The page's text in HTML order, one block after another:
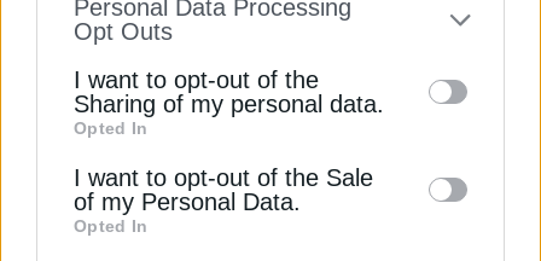
to your opt-out. You may separately opt-out
information by third parties on the IAB’s list
of downstream participants. This
information may also be disclosed by us to
third parties on theIAB’s List of
Downstream Participants
Personal Data Processing
Opt Outs
I want to opt-out of the
Sharing of my personal data.
Opted In
I want to opt-out of the Sale
of my Personal Data.
Opted In
ΡΑΑΕΥ: Νέο εργαλείο ανάλυσης των τιμών
Το Νότιο Αιγαίο περνά το τεστ της ΡΑΑΕΥ, πόσοι
Γκρίζες ζώνες στον Οδηγό της ΡΑΑΕΥ για τους